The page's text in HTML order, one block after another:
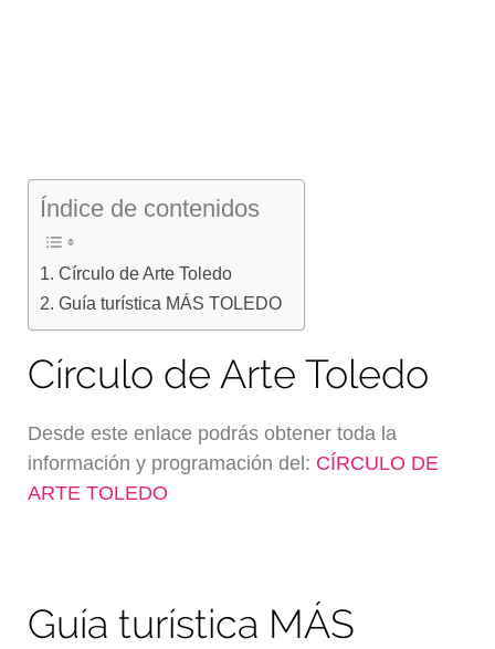
Índice de contenidos
Círculo de Arte Toledo
Guía turística MÁS TOLEDO
Círculo de Arte Toledo
Desde este enlace podrás obtener toda la
información y programación del: CÍRCULO DE
ARTE TOLEDO
Guía turística MÁS